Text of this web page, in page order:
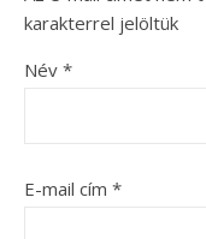
karakterrel jelöltük
Név *
E-mail cím *